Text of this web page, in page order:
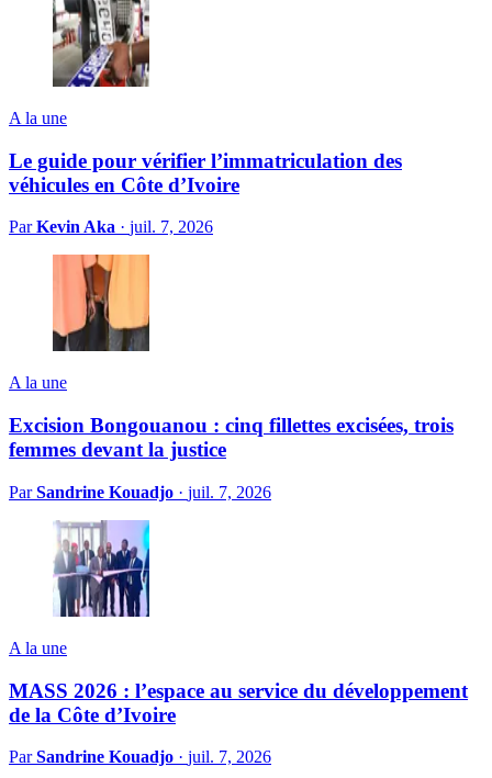
A la une
Le guide pour vérifier l’immatriculation des
véhicules en Côte d’Ivoire
ParKevin Aka · juil. 7, 2026
A la une
Excision Bongouanou : cinq fillettes excisées, trois
femmes devant la justice
ParSandrine Kouadjo · juil. 7, 2026
A la une
MASS 2026 : l’espace au service du développement
de la Côte d’Ivoire
ParSandrine Kouadjo · juil. 7, 2026